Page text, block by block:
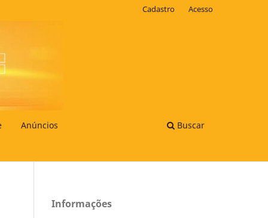
Anúncios Buscar
Cadastro Acesso
Informações